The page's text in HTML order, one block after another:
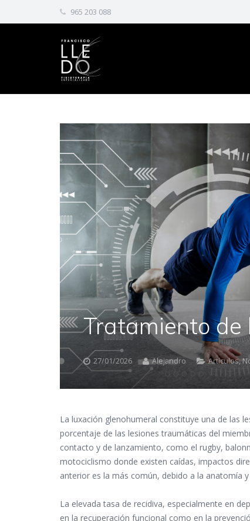
965 203 088
Tratamiento de
27/01/2026 Alejandro Artículos,
La luxación glenohumeral constituye una de las
porcentaje de las lesiones traumáticas del
contacto y de lanzamiento, como el rugby,
motociclismo donde existen caídas, impactos
anterior es la más común, debido a la anatomía
La elevada tasa de recidiva, especialmente en
en la recuperación funcional como en la